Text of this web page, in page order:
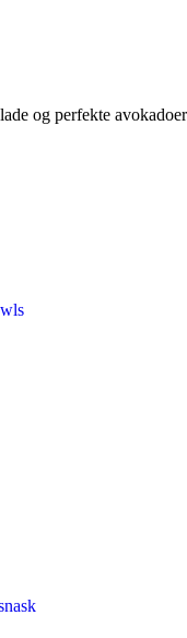
og perfekte avokadoer